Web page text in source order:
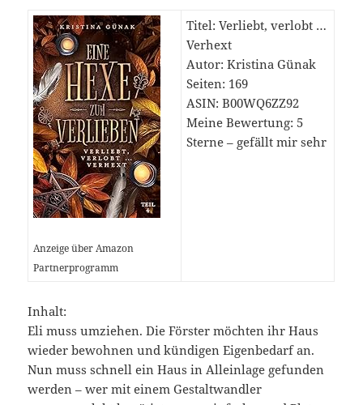
Anzeige über Amazon
Partnerprogramm
Titel: Verliebt, verlobt …
Verhext
Autor: Kristina Günak
Seiten: 169
ASIN: B00WQ6ZZ92
Meine Bewertung: 5
Sterne – gefällt mir sehr
Inhalt:
Eli muss umziehen. Die Förster möchten ihr Haus
wieder bewohnen und kündigen Eigenbedarf an.
Nun muss schnell ein Haus in Alleinlage gefunden
werden – wer mit einem Gestaltwandler